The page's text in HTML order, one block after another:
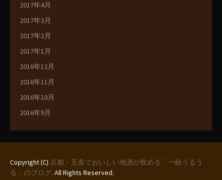
2017年4月
2017年3月
2017年2月
2017年1月
2016年12月
2016年11月
2016年10月
2016年9月
Copyright (C) 京都・五条でおいしい地酒が飲める「一献うるう
る」のブログ. All Rights Reserved.